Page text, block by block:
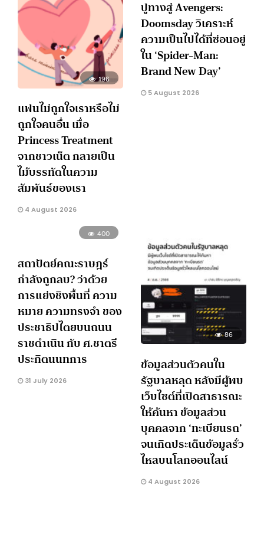
196
แฟนไม่ถูกใจเราหรือไม่
ถูกใจคนอื่น เมื่อ
Princess Treatment
จากชาวเน็ต กลายเป็น
ไม้บรรทัดในความ
สัมพันธ์ของเรา
4 August 2026
ปูทางสู่ Avengers:
Doomsday วิเคราะห์
ความเป็นไปได้ที่ซ่อนอยู่
ใน ‘Spider-Man:
Brand New Day’
5 August 2026
400
สถาปัตย์คณะราษฎร์
กำลังถูกลบ? ว่าด้วย
การแย่งชิงพื้นที่ ความ
หมาย ความทรงจำ ของ
ประชาธิปไตยบนถนน
ราชดำเนิน กับ ศ.ชาตรี
ประกิตนนทการ
31 July 2026
86
ข้อมูลส่วนตัวคนใน
รัฐบาลหลุด หลังมีผู้พบ
เว็บไซต์ที่เปิดสาธารณะ
ให้ค้นหา ข้อมูลส่วน
บุคคลจาก ‘ทะเบียนรถ’
จนเกิดประเด็นข้อมูลรั่ว
ไหลบนโลกออนไลน์
4 August 2026